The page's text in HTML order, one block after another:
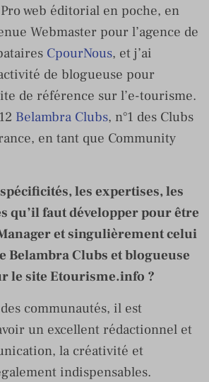
web éditorial en poche, en
Webmaster pour l’agence de
CpourNous, et j’ai
de blogueuse pour
de référence sur l’e-tourisme.
Belambra Clubs, n°1 des Clubs
en tant que Community
les expertises, les
qu’il faut développer pour être
et singulièrement celui
Belambra Clubs et blogueuse
le site Etourisme.info ?
communautés, il est
un excellent rédactionnel et
la créativité et
indispensables.